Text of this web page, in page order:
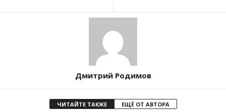
Дмитрий Родимов
ЧИТАЙТЕ ТАКЖЕ ЕЩЁ ОТ АВТОРА